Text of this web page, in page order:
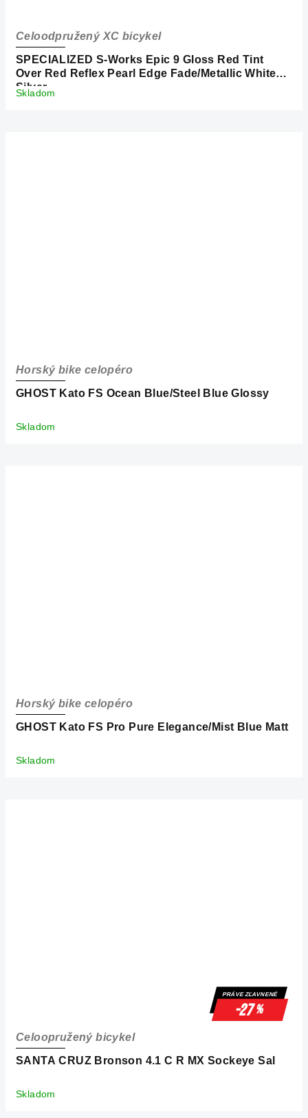
SPECIALIZED S-Works Epic 9 Gloss Red Tint
Over Red Reflex Pearl Edge Fade/Metallic White
Silver
Celoodpružený XC bicykel
Skladom
GHOST Kato FS Ocean Blue/Steel Blue Glossy
Horský bike celopéro
Skladom
GHOST Kato FS Pro Pure Elegance/Mist Blue Matt
Horský bike celopéro
Skladom
PRÁVE ZĽAVNENÉ
-27%
SANTA CRUZ Bronson 4.1 C R MX Sockeye Sal
Celoopružený bicykel
Skladom